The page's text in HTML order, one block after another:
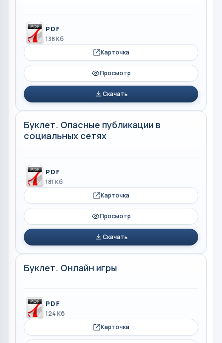
PDF
138 Кб
Карточка
Просмотр
Скачать
Буклет. Опасные публикации в
социальных сетях
PDF
181 Кб
Карточка
Просмотр
Скачать
Буклет. Онлайн игры
PDF
124 Кб
Карточка